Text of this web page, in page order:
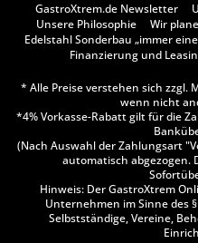
GastroXtrem.de Newsletter
Unsere Philosophie
Wir
Edelstahl Sonderbau „immer
Finanzierung und
* Alle Preise verstehen sich zzgl.
wenn nicht
*4% Vorkasse-Rabatt gilt für die
(Nach Auswahl der Zahlungsart
automatisch abgezogen.
Hinweis: Der GastroXtrem
Unternehmen im Sinne des
Selbstständige, Vereine,